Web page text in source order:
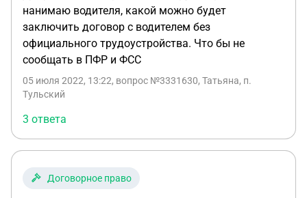
если можно напишите номер статьи в которой
указывается, что оплата за выполненую работу
может переводится на карту третьего лица
(жены). Заранее спасибо.
нанимаю водителя, какой можно будет
заключить договор с водителем без
официального трудоустройства. Что бы не
сообщать в ПФР и ФСС
05 июля 2022, 13:22, вопрос №3331630, Татьяна, п.
Тульский
3 ответа
Договорное право